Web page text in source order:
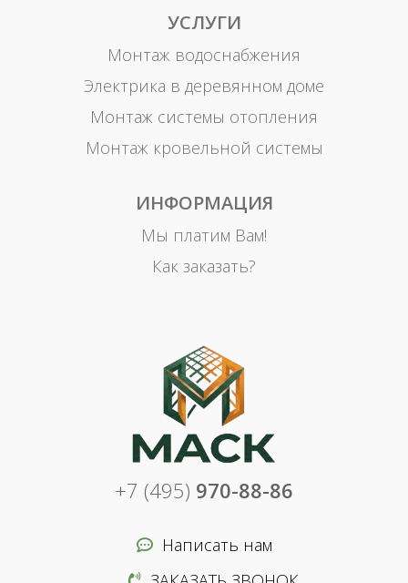
УСЛУГИ
Монтаж водоснабжения
Электрика в деревянном доме
Монтаж системы отопления
Монтаж кровельной системы
ИНФОРМАЦИЯ
Мы платим Вам!
Как заказать?
+7 (495) 970-88-86
Написать нам